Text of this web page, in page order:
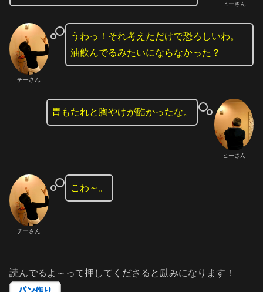
ヒーさん
チーさん
うわっ！それ考えただけで恐ろしいわ。
油飲んでるみたいにならなかった？
ヒーさん
胃もたれと胸やけが酷かったな。
チーさん
こわ～。
読んでるよ～って押してくださると励みになります！